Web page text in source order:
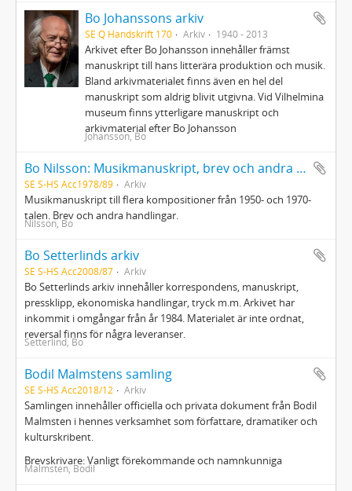
Bo Johanssons arkiv
SE Q Handskrift 170 Arkiv 1940 - 2013
Arkivet efter Bo Johansson innehåller främst
manuskript till hans litterära produktion och musik.
Bland arkivmaterialet finns även en hel del
manuskript som aldrig blivit utgivna. Vid Vilhelmina
museum finns ytterligare manuskript och
arkivmaterial efter Bo Johansson
Johansson, Bo
Bo Nilsson: Musikmanuskript, brev och andra handlingar
SE S-HS Acc1978/89 Arkiv
Musikmanuskript till flera kompositioner från 1950- och 1970-
talen. Brev och andra handlingar.
Nilsson, Bo
Bo Setterlinds arkiv
SE S-HS Acc2008/87 Arkiv
Bo Setterlinds arkiv innehåller korrespondens, manuskript,
pressklipp, ekonomiska handlingar, tryck m.m. Arkivet har
inkommit i omgångar från år 1984. Materialet är inte ordnat,
reversal finns för några leveranser.
Setterlind, Bo
Bodil Malmstens samling
SE S-HS Acc2018/12 Arkiv
Samlingen innehåller officiella och privata dokument från Bodil
Malmsten i hennes verksamhet som författare, dramatiker och
kulturskribent.
Brevskrivare: Vanligt förekommande och namnkunniga
Malmsten, Bodil